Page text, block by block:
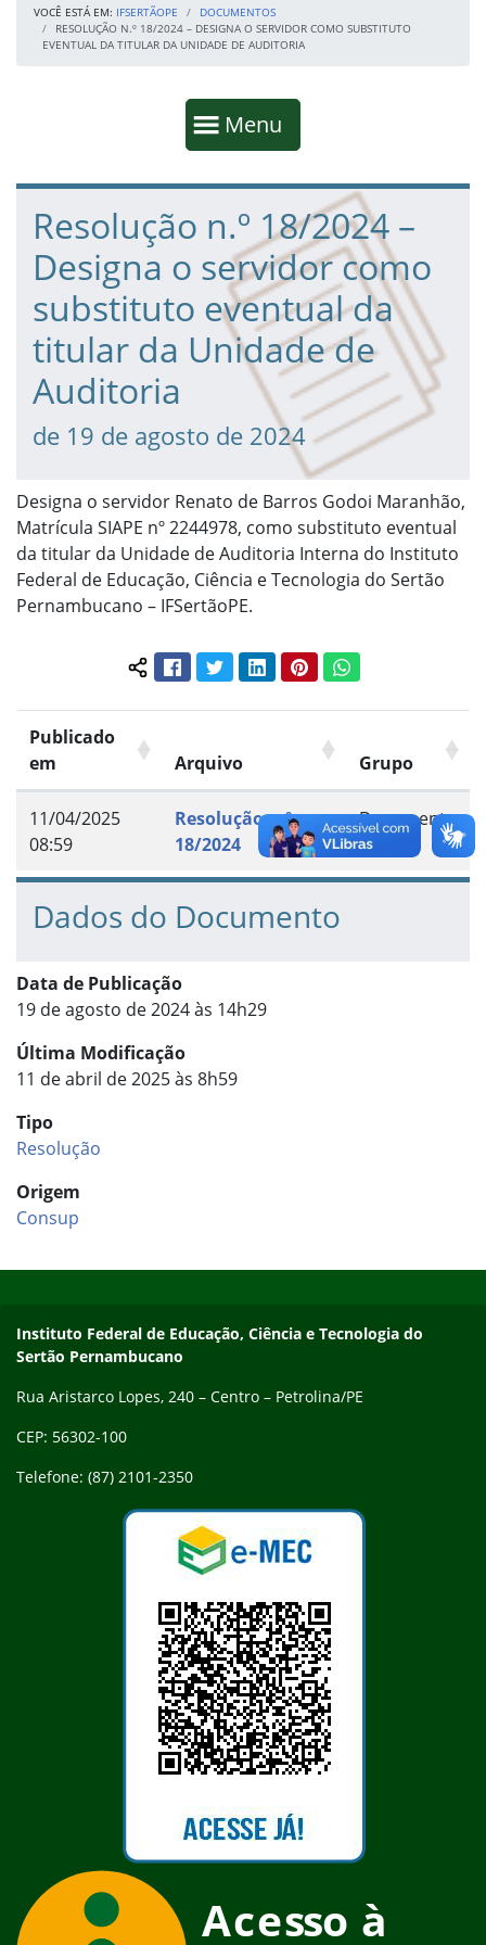
VOCÊ ESTÁ EM: IFSERTÃOPE
DOCUMENTOS
RESOLUÇÃO N.º 18/2024 – DESIGNA O SERVIDOR COMO SUBSTITUTO
EVENTUAL DA TITULAR DA UNIDADE DE AUDITORIA
Mostrar
Menu
Fim da navegação
Início do conteúdo
Resolução n.º 18/2024 –
Designa o servidor como
substituto eventual da
titular da Unidade de
Auditoria
de 19 de agosto de 2024
Designa o servidor Renato de Barros Godoi Maranhão,
Matrícula SIAPE nº 2244978, como substituto eventual
da titular da Unidade de Auditoria Interna do Instituto
Federal de Educação, Ciência e Tecnologia do Sertão
Pernambucano – IFSertãoPE.
Compartilhar conteúdo:
FacebookTwitterLinkedInPinterestWhatsApp
Publicado
em
Arquivo Grupo
11/04/2025
08:59
Resolução n.º
18/2024
Documento
Dados do Documento
Data de Publicação
19 de agosto de 2024 às 14h29
Última Modificação
11 de abril de 2025 às 8h59
Tipo
Resolução
Origem
Consup
Endereço
Instituto Federal de Educação, Ciência e Tecnologia do
Sertão Pernambucano
Rua Aristarco Lopes, 240 – Centro – Petrolina/PE
CEP: 56302-100
Telefone: (87) 2101-2350